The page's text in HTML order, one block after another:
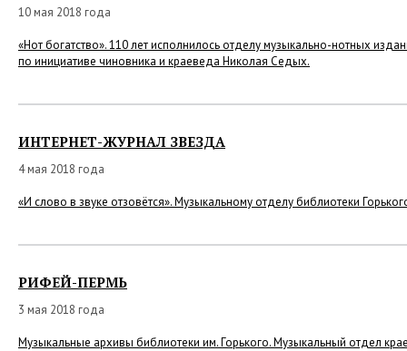
10 мая 2018 года
«Нот богатство». 110 лет исполнилось отделу музыкально-нотных
по инициативе чиновника и краеведа Николая Седых.
ИНТЕРНЕТ-ЖУРНАЛ ЗВЕЗДА
4 мая 2018 года
«И слово в звуке отзовётся». Музыкальному отделу библиотеки
РИФЕЙ-ПЕРМЬ
3 мая 2018 года
Музыкальные архивы библиотеки им. Горького. Музыкальный отдел